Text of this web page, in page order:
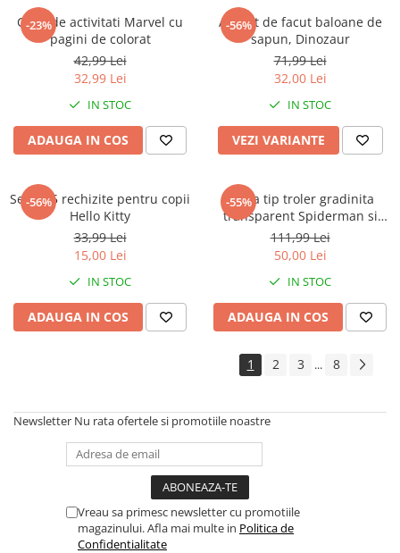
-23%
Caiet de activitati Marvel cu
pagini de colorat
42,99 Lei
32,99 Lei
IN STOC
ADAUGA IN COS
-56%
Aparat de facut baloane de
sapun, Dinozaur
71,99 Lei
32,00 Lei
IN STOC
VEZI VARIANTE
-56%
Set de 5 rechizite pentru copii
Hello Kitty
33,99 Lei
15,00 Lei
IN STOC
ADAUGA IN COS
-55%
Trusa tip troler gradinita
transparent Spiderman si
accesorii, 25.5x22x9 cm
111,99 Lei
50,00 Lei
IN STOC
ADAUGA IN COS
1 2 3 ... 8
Newsletter Nu rata ofertele si promotiile noastre
Vreau sa primesc newsletter cu promotiile
magazinului. Afla mai multe in Politica de
Confidentialitate